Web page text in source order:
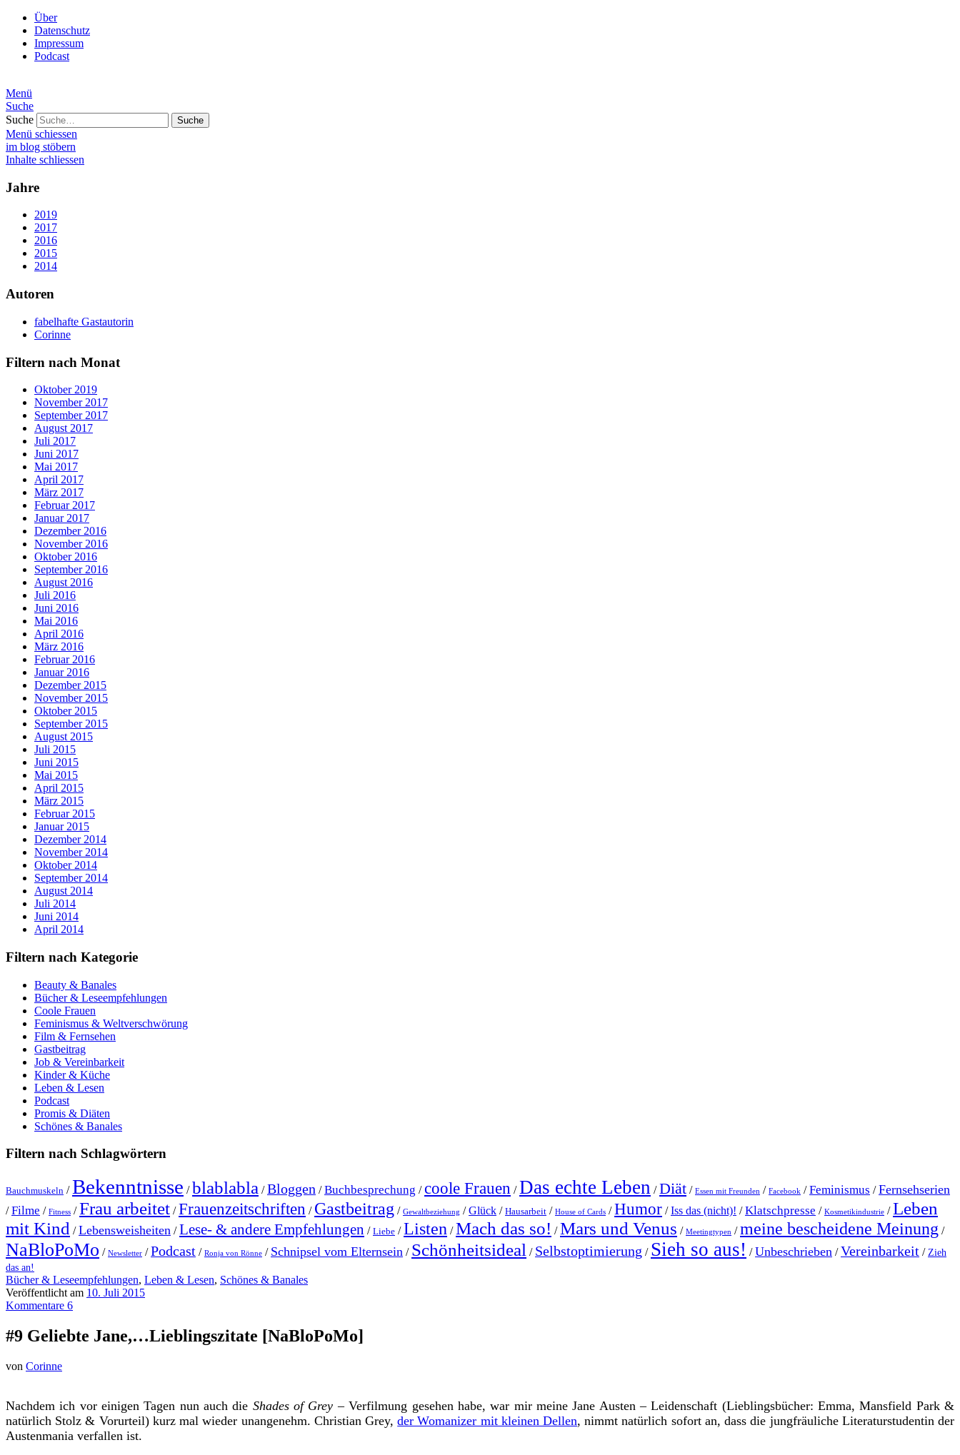
Über
Datenschutz
Impressum
Podcast
Menü
Suche
Suche
Menü schiessen
im blog stöbern
Inhalte schliessen
Jahre
2019
2017
2016
2015
2014
Autoren
fabelhafte Gastautorin
Corinne
Filtern nach Monat
Oktober 2019
November 2017
September 2017
August 2017
Juli 2017
Juni 2017
Mai 2017
April 2017
März 2017
Februar 2017
Januar 2017
Dezember 2016
November 2016
Oktober 2016
September 2016
August 2016
Juli 2016
Juni 2016
Mai 2016
April 2016
März 2016
Februar 2016
Januar 2016
Dezember 2015
November 2015
Oktober 2015
September 2015
August 2015
Juli 2015
Juni 2015
Mai 2015
April 2015
März 2015
Februar 2015
Januar 2015
Dezember 2014
November 2014
Oktober 2014
September 2014
August 2014
Juli 2014
Juni 2014
April 2014
Filtern nach Kategorie
Beauty & Banales
Bücher & Leseempfehlungen
Coole Frauen
Feminismus & Weltverschwörung
Film & Fernsehen
Gastbeitrag
Job & Vereinbarkeit
Kinder & Küche
Leben & Lesen
Podcast
Promis & Diäten
Schönes & Banales
Filtern nach Schlagwörtern
Bauchmuskeln /Bekenntnisse /blablabla /Bloggen /Buchbesprechung /coole Frauen /Das echte Leben /Diät / Essen mit Freunden / Facebook /Feminismus /Fernsehserien
/Filme / Fitness /Frau arbeitet /Frauenzeitschriften / Gastbeitrag / Gewaltbeziehung /Glück / Hausarbeit / House of Cards /Humor /Iss das (nicht)! /Klatschpresse / Kosmetikindustrie /Leben
mit Kind /Lebensweisheiten /Lese- & andere Empfehlungen / Liebe /Listen /Mach das so! /Mars und Venus / Meetingtypen /meine bescheidene Meinung /
NaBloPoMo / Newsletter /Podcast / Ronja von Rönne / Schnipsel vom Elternsein / Schönheitsideal / Selbstoptimierung / Sieh so aus! /Unbeschrieben /Vereinbarkeit / Zieh
das an!
Bücher & Leseempfehlungen, Leben & Lesen, Schönes & Banales
Veröffentlicht am 10. Juli 2015
Kommentare 6
#9 Geliebte Jane,…Lieblingszitate [NaBloPoMo]
von Corinne
Nachdem ich vor einigen Tagen nun auch die Shades of Grey – Verfilmung gesehen habe, war mir meine Jane Austen – Leidenschaft (Lieblingsbücher: Emma, Mansfield Park &
natürlich Stolz & Vorurteil) kurz mal wieder unangenehm. Christian Grey,der Womanizer mit kleinen Dellen, nimmt natürlich sofort an, dass die jungfräuliche Literaturstudentin der
Austenmania verfallen ist.